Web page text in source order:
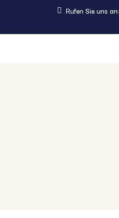
Rufen Sie uns an: